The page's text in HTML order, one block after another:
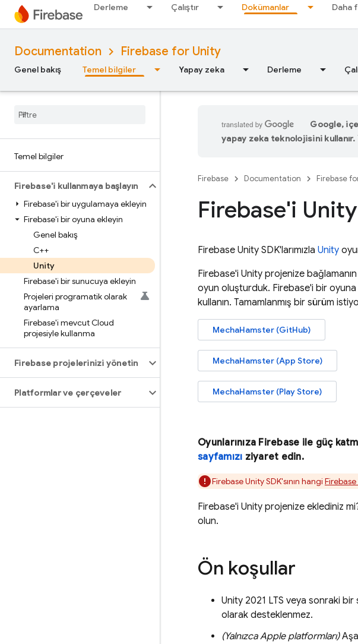
Derleme Çalıştır Dokümanlar Daha
Documentation Firebase for Unity
Genel bakış Temel bilgiler Yapay zeka Derleme
Temel bilgiler
Firebase'i kullanmaya başlayın
Firebase'i bir uygulamaya ekleyin
Firebase'i bir oyuna ekleyin
Genel bakış
C++
Unity
Firebase'i bir sunucuya ekleyin
Projeleri programatik olarak
ayarlama
Firebase'i mevcut Cloud
projesiyle kullanma
Firebase projelerinizi yönetin
Platformlar ve çerçeveler
Google,
yapay zeka teknolojisini
Firebase Documentation Firebase
Firebase'i
Firebase Unity SDK'larımızla Unity
Firebase'i Unity projenize
oyun oluşturduk. Firebase'i bir oyuna
kullanın. Tamamlanmış bir sürüm
MechaHamster (GitHub)
MechaHamster (App Store)
MechaHamster (Play Store)
Oyunlarınıza Firebase ile güç
sayfamızı ziyaret edin.
FirebaseUnitySDK'sının hangi
Firebase'i Unity projenize eklediniz
olun.
Ön koşullar
Unity 2021 LTS veya sonraki
olarak desteklenmez.
(Yalnızca Apple platformları)